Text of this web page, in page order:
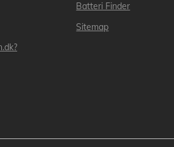
Batteri Finder
Sitemap